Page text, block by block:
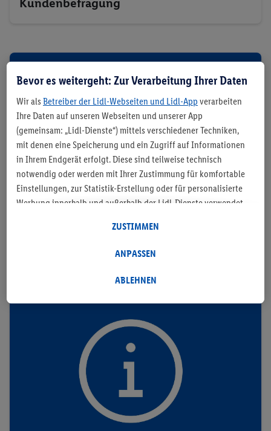
Kundenbefragung
Sicherheitsdatenblatt
Bevor es weitergeht: Zur Verarbeitung Ihrer Daten
Wir als Betreiber der Lidl-Webseiten und Lidl-App verarbeiten
Ihre Daten auf unseren Webseiten und unserer App
(gemeinsam: „Lidl-Dienste“) mittels verschiedener Techniken,
mit denen eine Speicherung und ein Zugriff auf Informationen
in Ihrem Endgerät erfolgt. Diese sind teilweise technisch
notwendig oder werden mit Ihrer Zustimmung für komfortable
Einstellungen, zur Statistik-Erstellung oder für personalisierte
Werbung innerhalb und außerhalb der Lidl-Dienste verwendet.
diese Zwecke auch Daten aus Ihrem Filial-Kaufverhalten
Verwendungszwecke zulassen und weitere Angaben zu den
Datenverarbeitungen finden. Durch einen Klick auf „Ablehnen“
Durch einen Klick auf „Zustimmen“ stimmen Sie allen
Verarbeitungen zu sämtlichen vorgenannten Zwecken zu.
Weitere Informationen, auch zur Speicherdauer der Daten und
zu Ihrem Recht, Ihre Einwilligung jederzeit mit Wirkung für die
Zukunft zu widerrufen, finden Sie in unseren
Datenschutzbestimmungen
Die Impressen finden Sie hier.
ABLEHNEN
ANPASSEN
ZUSTIMMEN